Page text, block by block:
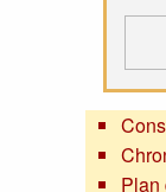
Plan